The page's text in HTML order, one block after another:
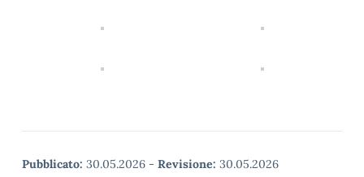
Pubblicato: 30.05.2026 - Revisione: 30.05.2026